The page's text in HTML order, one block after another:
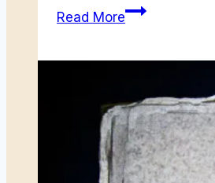
Read MoreMengenang
yang
ditembak
Mati
Letnan
Engels